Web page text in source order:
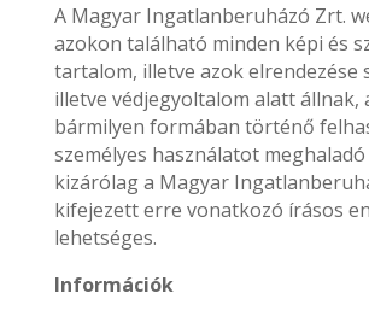
A Magyar Ingatlanberuházó Zrt.
azokon található minden képi és
tartalom, illetve azok elrendezése
illetve védjegyoltalom alatt állnak,
bármilyen formában történő
személyes használatot
kizárólag a Magyar
kifejezett erre vonatkozó írásos
lehetséges.
Információk